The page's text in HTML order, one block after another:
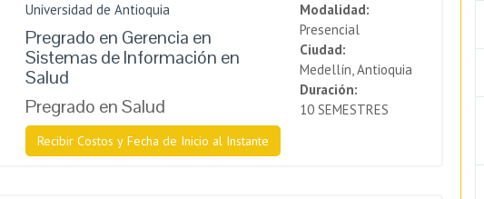
Universidad de Antioquia
Pregrado en Gerencia en
Sistemas de Información en
Salud
Pregrado en Salud
Recibir Costos y Fecha de Inicio al Instante
Modalidad:
Presencial
Ciudad:
Medellín, Antioquia
Duración:
10 SEMESTRES